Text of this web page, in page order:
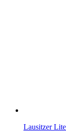
Lausitzer